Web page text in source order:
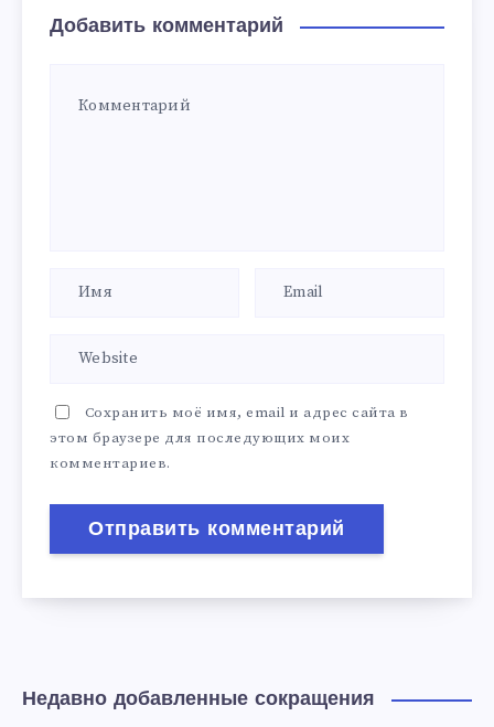
Добавить комментарий
Сохранить моё имя, email и адрес сайта в
этом браузере для последующих моих
комментариев.
Недавно добавленные сокращения